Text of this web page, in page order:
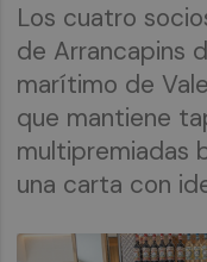
Los cuatro
de Arrancapins
marítimo de
que mantiene
multipremiadas
una carta con